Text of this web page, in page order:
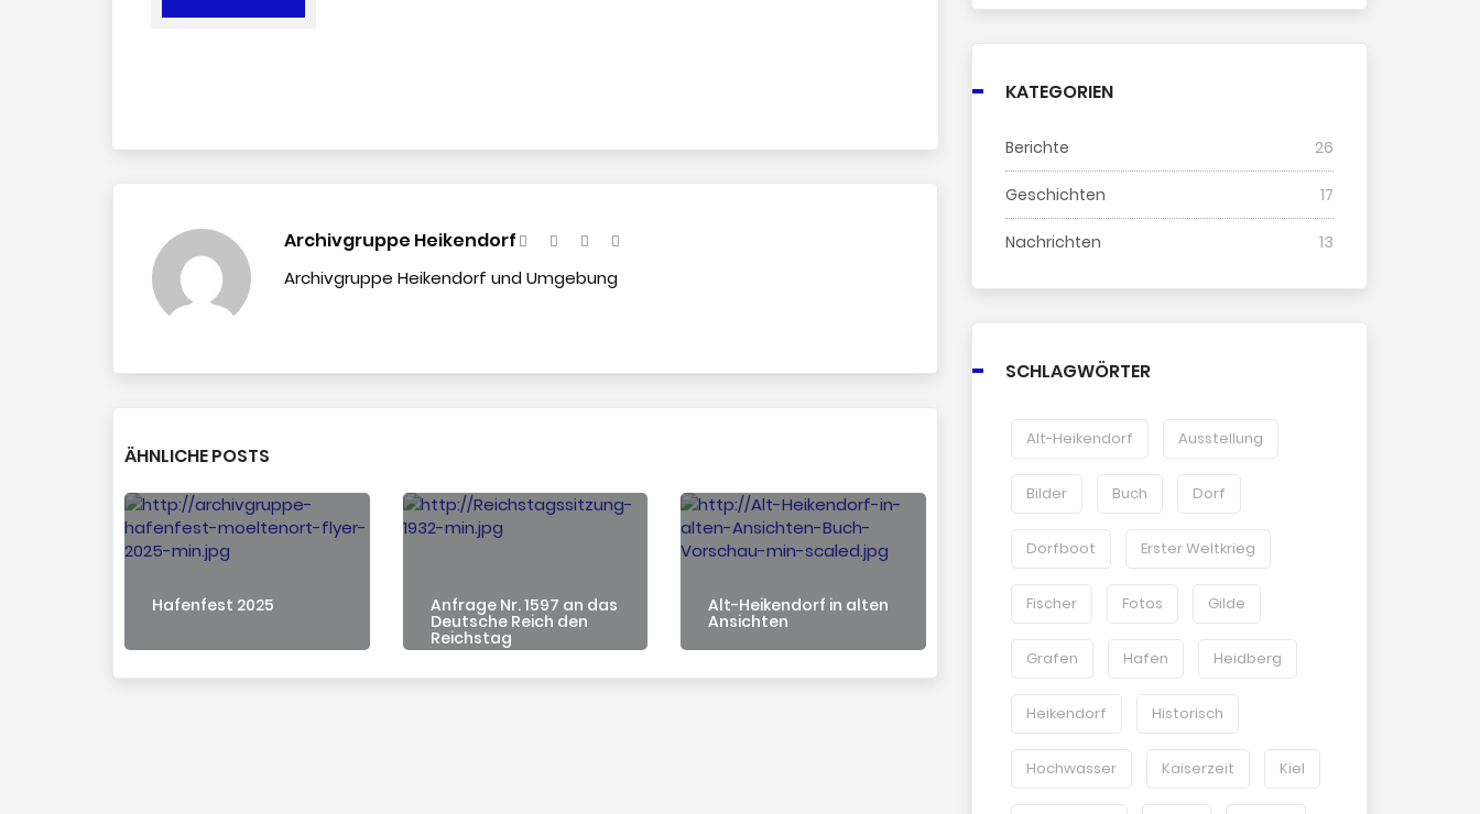
Archivgruppe Heikendorf
Archivgruppe Heikendorf und Umgebung
ÄHNLICHE POSTS
Hafenfest 2025 Anfrage Nr. 1597 an das
Deutsche Reich den
Reichstag
Alt-Heikendorf in alten
Ansichten
KATEGORIEN
Berichte 26
Geschichten 17
Nachrichten 13
SCHLAGWÖRTER
Alt-Heikendorf Ausstellung
Bilder Buch Dorf
Dorfboot Erster Weltkrieg
Fischer Fotos Gilde
Grafen Hafen Heidberg
Heikendorf Historisch
Hochwasser Kaiserzeit Kiel